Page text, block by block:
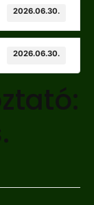
2026.06.30.
2026.06.30.